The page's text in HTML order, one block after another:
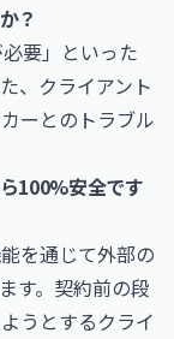
？
要」といった
、クライアント
ーとのトラブル
100%安全です
を通じて外部の
す。契約前の段
うとするクライ